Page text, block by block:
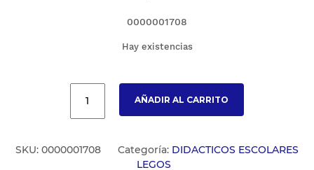
0000001708
Hay existencias
AÑADIR AL CARRITO
SKU: 0000001708 Categoría: DIDACTICOS ESCOLARES
LEGOS